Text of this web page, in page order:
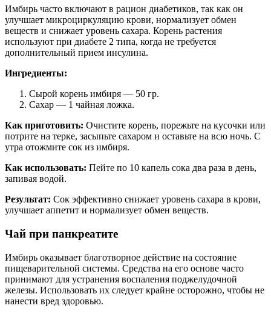
Имбирь часто включают в рацион диабетиков, так как он
улучшает микроциркуляцию крови, нормализует обмен
веществ и снижает уровень сахара. Корень растения
используют при диабете 2 типа, когда не требуется
дополнительный прием инсулина.
Ингредиенты:
Сырой корень имбиря — 50 гр.
Сахар — 1 чайная ложка.
Как приготовить: Очистите корень, порежьте на кусочки или
потрите на терке, засыпьте сахаром и оставьте на всю ночь. С
утра отожмите сок из имбиря.
Как использовать: Пейте по 10 капель сока два раза в день,
запивая водой.
Результат: Сок эффективно снижает уровень сахара в крови,
улучшает аппетит и нормализует обмен веществ.
Чай при панкреатите
Имбирь оказывает благотворное действие на состояние
пищеварительной системы. Средства на его основе часто
принимают для устранения воспаления поджелудочной
железы. Использовать их следует крайне осторожно, чтобы не
нанести вред здоровью.